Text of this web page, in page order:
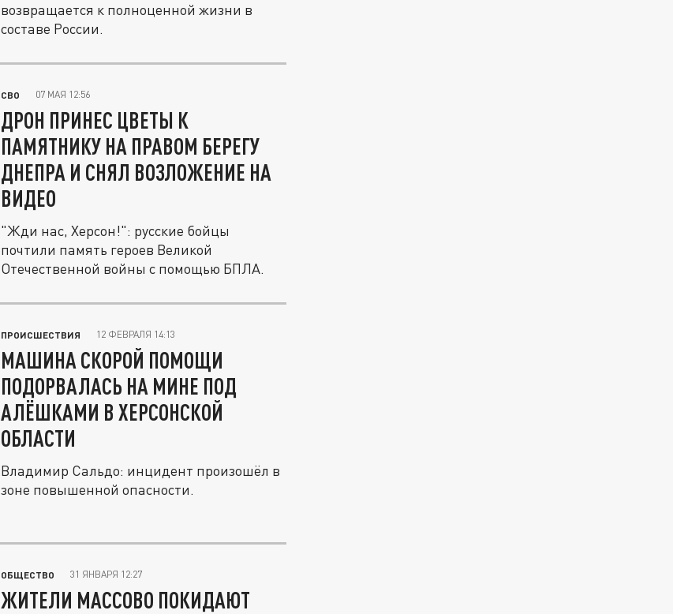
возвращается к полноценной жизни в
составе России.
СВО 07 МАЯ 12:56
ДРОН ПРИНЕС ЦВЕТЫ К
ПАМЯТНИКУ НА ПРАВОМ БЕРЕГУ
ДНЕПРА И СНЯЛ ВОЗЛОЖЕНИЕ НА
ВИДЕО
"Жди нас, Херсон!": русские бойцы
почтили память героев Великой
Отечественной войны с помощью БПЛА.
ПРОИСШЕСТВИЯ 12 ФЕВРАЛЯ 14:13
МАШИНА СКОРОЙ ПОМОЩИ
ПОДОРВАЛАСЬ НА МИНЕ ПОД
АЛЁШКАМИ В ХЕРСОНСКОЙ
ОБЛАСТИ
Владимир Сальдо: инцидент произошёл в
зоне повышенной опасности.
ОБЩЕСТВО 31 ЯНВАРЯ 12:27
ЖИТЕЛИ МАССОВО ПОКИДАЮТ